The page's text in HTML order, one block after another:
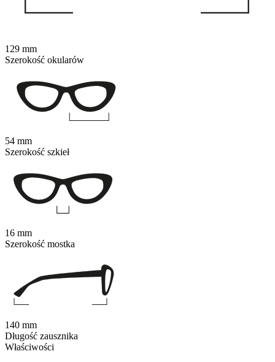
Właściwości
129 mm
Szerokość okularów
54 mm
Szerokość szkieł
16 mm
Szerokość mostka
140 mm
Długość zausznika